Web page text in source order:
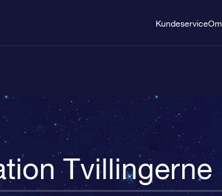
KundeserviceOm
Tvillingerne